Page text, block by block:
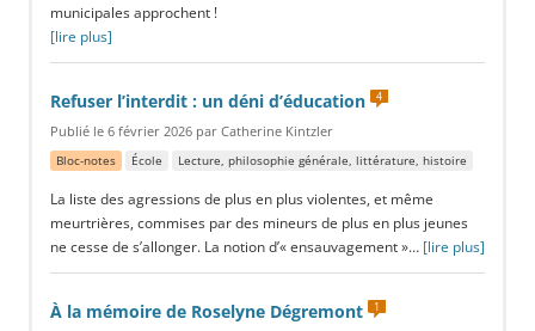
municipales approchent !
[lire plus]
Refuser l’interdit : un déni d’éducation 4
Publié le 6 février 2026 par Catherine Kintzler
Bloc-notes École Lecture, philosophie générale, littérature, histoire
La liste des agressions de plus en plus violentes, et même
meurtrières, commises par des mineurs de plus en plus jeunes
ne cesse de s’allonger. La notion d’« ensauvagement »… [lire plus]
À la mémoire de Roselyne Dégremont 1